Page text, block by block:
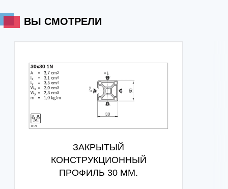
ВЫ СМОТРЕЛИ
ЗАКРЫТЫЙ
КОНСТРУКЦИОННЫЙ
ПРОФИЛЬ 30 ММ.